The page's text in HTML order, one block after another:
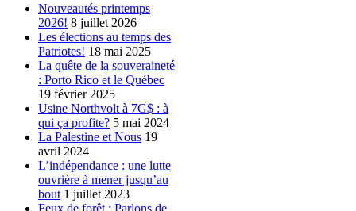
Nouveautés printemps
2026! 8 juillet 2026
Les élections au temps des
Patriotes! 18 mai 2025
La quête de la souveraineté
: Porto Rico et le Québec
19 février 2025
Usine Northvolt à 7G$ : à
qui ça profite? 5 mai 2024
La Palestine et Nous 19
avril 2024
L’indépendance : une lutte
ouvrière à mener jusqu’au
bout 1 juillet 2023
Feux de forêt : Parlons de